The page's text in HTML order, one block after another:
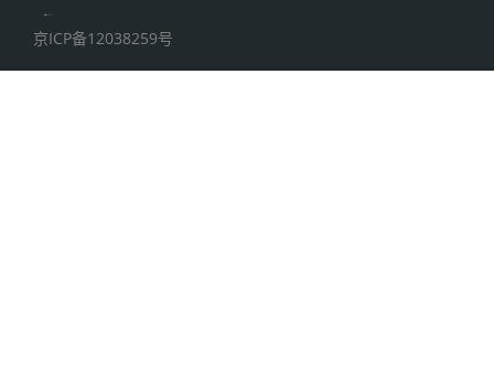
京ICP备12038259号